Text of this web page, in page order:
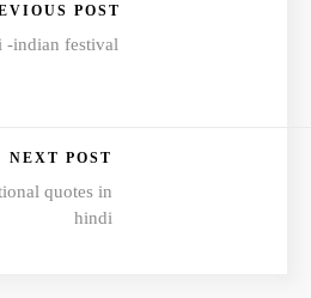
POST
-indian festival
NEXT POST
quotes in
hindi